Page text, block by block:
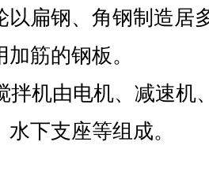
以扁钢、角钢制造居
筋的钢板。
拌机由电机、减速机
下支座等组成。